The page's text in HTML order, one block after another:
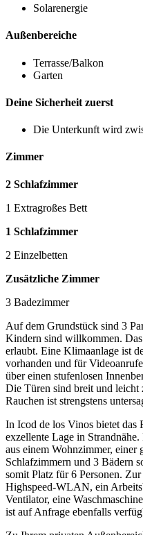
Solarenergie
Außenbereiche
Terrasse/Balkon
Garten
Deine Sicherheit zuerst
Die Unterkunft wird
Zimmer
2 Schlafzimmer
1 Extragroßes Bett
1 Schlafzimmer
2 Einzelbetten
Zusätzliche Zimmer
3 Badezimmer
Auf dem Grundstück sind 3
Kindern sind willkommen.
erlaubt. Eine Klimaanlage ist
vorhanden und für
über einen stufenlosen
Die Türen sind breit und leicht
Rauchen ist strengstens
In Icod de los Vinos bietet das
exzellente Lage in
aus einem Wohnzimmer, einer
Schlafzimmern und 3 Bädern
somit Platz für 6 Personen.
Highspeed-WLAN, ein
Ventilator, eine
ist auf Anfrage ebenfalls